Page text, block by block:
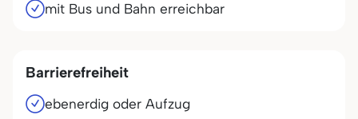
mit Bus und Bahn erreichbar
Barrierefreiheit
ebenerdig oder Aufzug